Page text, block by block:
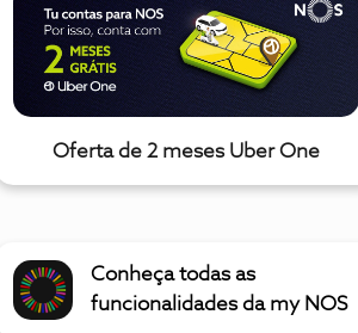
Oferta de 2 meses Uber One
Conheça todas as
funcionalidades da my NOS